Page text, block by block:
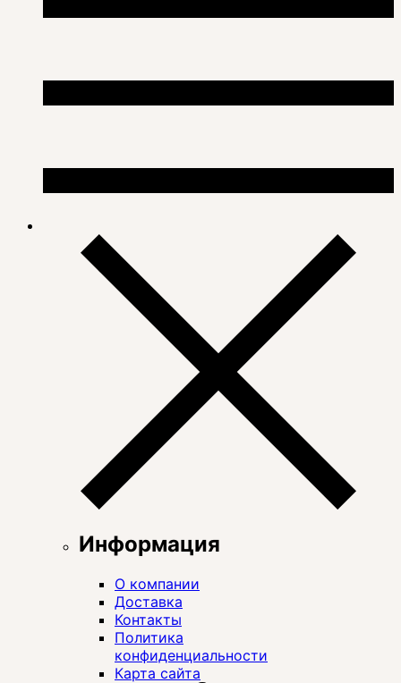
Информация
О компании
Доставка
Контакты
Политика
конфиденциальности
Карта сайта